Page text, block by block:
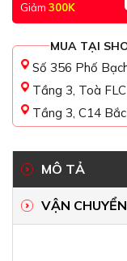
Giảm 300K
MUA TẠI
Số 356 Phố
Tầng 3, Toà
Tầng 3, C14
MÔ TẢ
VẬN